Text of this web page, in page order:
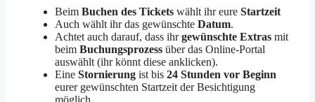
Beim Buchen des Tickets wählt ihr eure Startzeit
Auch wählt ihr das gewünschte Datum.
Achtet auch darauf, dass ihrgewünschte Extras mit
beim Buchungsprozess über das Online-Portal
auswählt (ihr könnt diese anklicken).
Eine Stornierung ist bis 24 Stunden vor Beginn
eurer gewünschten Startzeit der Besichtigung
möglich.